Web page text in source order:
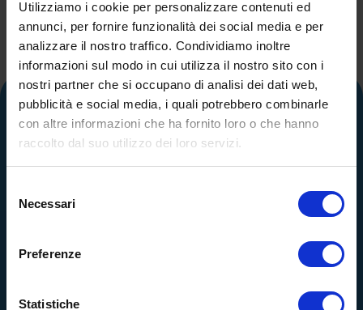
Utilizziamo i cookie per personalizzare contenuti ed
annunci, per fornire funzionalità dei social media e per
analizzare il nostro traffico. Condividiamo inoltre
informazioni sul modo in cui utilizza il nostro sito con i
nostri partner che si occupano di analisi dei dati web,
pubblicità e social media, i quali potrebbero combinarle
con altre informazioni che ha fornito loro o che hanno
raccolto dal suo utilizzo dei loro servizi.
delNecessari
Preferenze
Statistiche